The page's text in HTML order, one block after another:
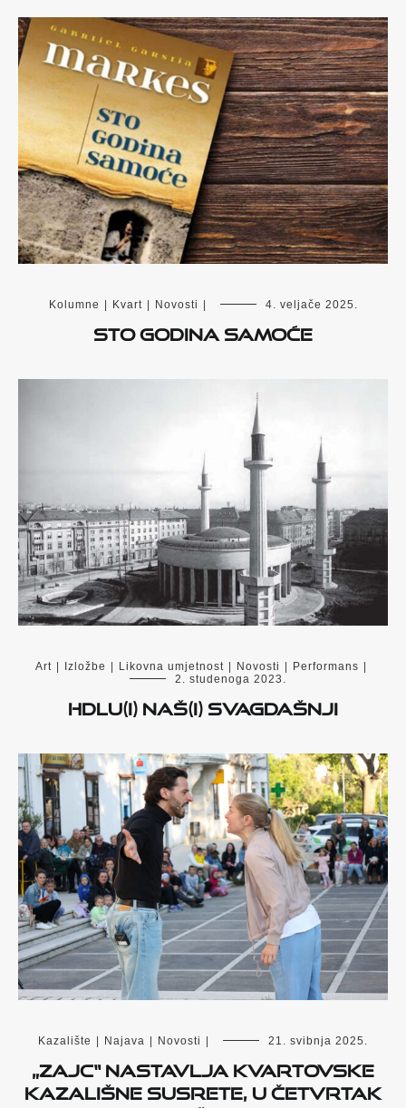
Kolumne | Kvart | Novosti | 4. veljače 2025.
Sto godina samoće
Art | Izložbe | Likovna umjetnost | Novosti | Performans |
2. studenoga 2023.
HDLU(i) naš(i) svagdašnji
Kazalište | Najava | Novosti | 21. svibnja 2025.
„Zajc“ nastavlja kvartovske
kazališne susrete, u četvrtak